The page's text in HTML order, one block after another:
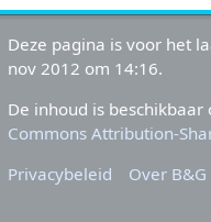
Deze pagina is voor het
nov 2012 om 14:16.
De inhoud is beschikbaar
Commons Attribution-
Privacybeleid
Over B&G